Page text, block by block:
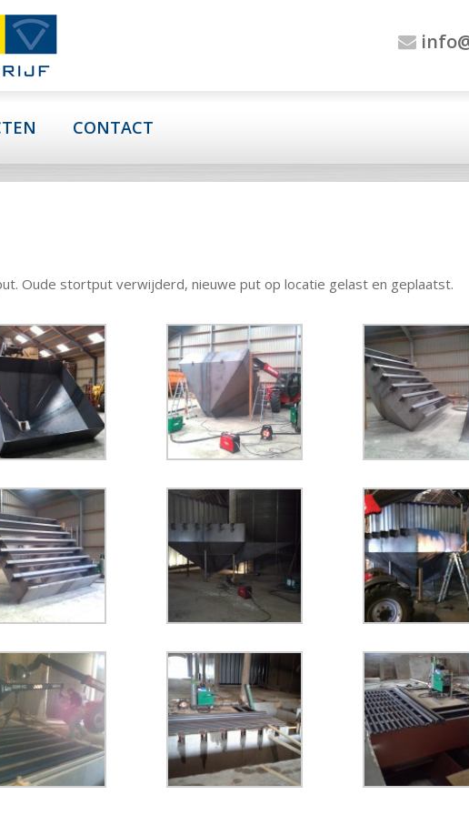
CONTACT
Oude stortput verwijderd, nieuwe put op locatie gelast en geplaatst.